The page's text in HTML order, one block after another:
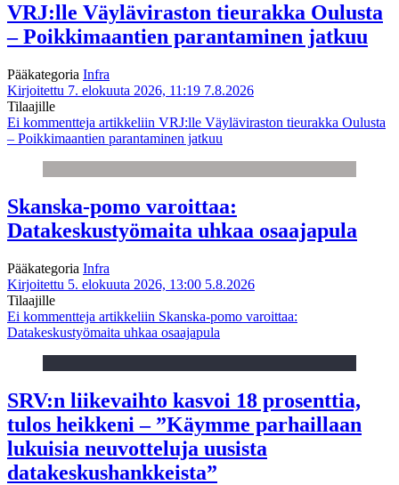
VRJ:lle Väyläviraston tieurakka Oulusta
– Poikkimaantien parantaminen jatkuu
Pääkategoria Infra
Kirjoitettu 7. elokuuta 2026, 11:19 7.8.2026
Tilaajille
Ei kommentteja artikkeliin VRJ:lle Väyläviraston tieurakka Oulusta
– Poikkimaantien parantaminen jatkuu
Skanska-pomo varoittaa:
Datakeskustyömaita uhkaa osaajapula
Pääkategoria Infra
Kirjoitettu 5. elokuuta 2026, 13:00 5.8.2026
Tilaajille
Ei kommentteja artikkeliin Skanska-pomo varoittaa:
Datakeskustyömaita uhkaa osaajapula
SRV:n liikevaihto kasvoi 18 prosenttia,
tulos heikkeni – ”Käymme parhaillaan
lukuisia neuvotteluja uusista
datakeskushankkeista”